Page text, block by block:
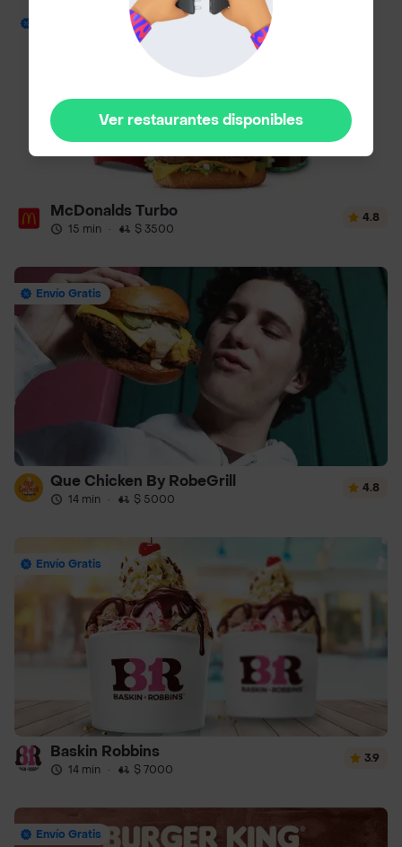
McDonalds Turbo
15 min · $ 3500
4.8
Envío Gratis
Que Chicken By RobeGrill
14 min · $ 5000
4.8
Envío Gratis
Baskin Robbins
14 min · $ 7000
3.9
Envío Gratis
Ver restaurantes disponibles